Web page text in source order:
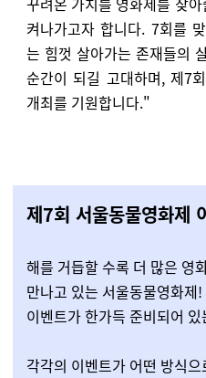
켜나가고자 합니다. 7회를
는 힘껏 살아가는 존재들의
순간이 되길 고대하며, 제7
개최를 기원합니다."
제7회 서울동물영화제
해를 거듭할 수록 더 많은 영
만나고 있는 서울동물영화제
이벤트가 한가득 준비되어 있
각각의 이벤트가 어떤 방식